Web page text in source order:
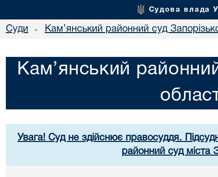
Судова влада
Суди • Кам’янський районний суд
Кам’янський
Увага! Суд не здійснює правосуддя.
районний суд міста